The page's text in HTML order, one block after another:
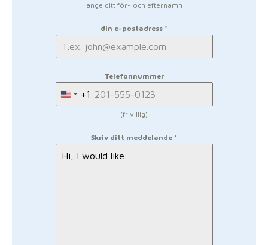
ange ditt för- och efternamn
din e-postadress *
Telefonnummer
United
+1
(frivillig)
Skriv ditt meddelande *